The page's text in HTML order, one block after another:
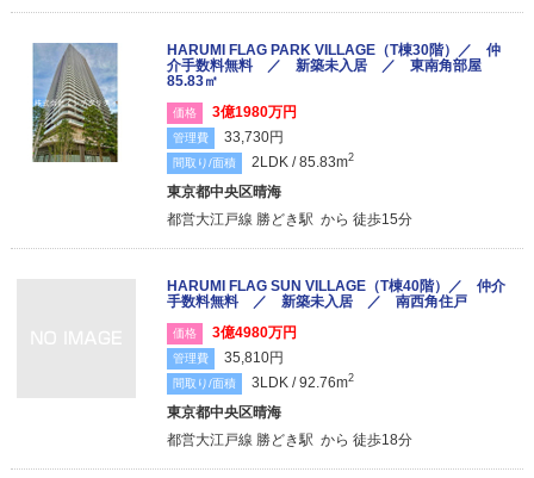
HARUMI FLAG PARK VILLAGE（T棟30階）／ 仲
介手数料無料 ／ 新築未入居 ／ 東南角部屋
85.83㎡
価格 3億1980万円
管理費 33,730円
間取り/面積 2LDK / 85.83m2
東京都中央区晴海
都営大江戸線 勝どき駅 から 徒歩15分
HARUMI FLAG SUN VILLAGE（T棟40階）／ 仲介
手数料無料 ／ 新築未入居 ／ 南西角住戸
価格 3億4980万円
管理費 35,810円
間取り/面積 3LDK / 92.76m2
東京都中央区晴海
都営大江戸線 勝どき駅 から 徒歩18分